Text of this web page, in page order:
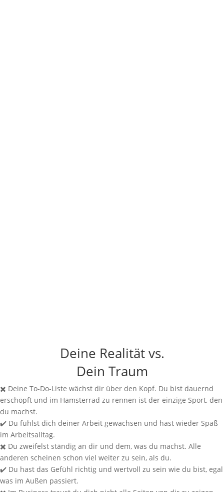
Deine Realität vs.
Dein Traum
✖️ Deine To-Do-Liste wächst dir über den Kopf. Du bist dauernd
erschöpft und im Hamsterrad zu rennen ist der einzige Sport, den
du machst.
✔️ Du fühlst dich deiner Arbeit gewachsen und hast wieder Spaß
im Arbeitsalltag.
✖️ Du zweifelst ständig an dir und dem, was du machst. Alle
anderen scheinen schon viel weiter zu sein, als du.
✔️ Du hast das Gefühl richtig und wertvoll zu sein wie du bist, egal
was im Außen passiert.